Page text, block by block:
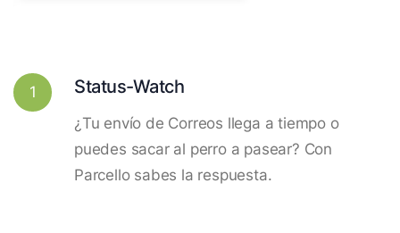
1 Status-Watch
¿Tu envío de Correos llega a tiempo o
puedes sacar al perro a pasear? Con
Parcello sabes la respuesta.